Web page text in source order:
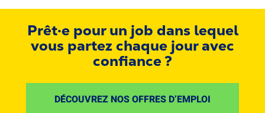
Prêt·e pour un job dans lequel
vous partez chaque jour avec
confiance ?
DÉCOUVREZ NOS OFFRES D’EMPLOI